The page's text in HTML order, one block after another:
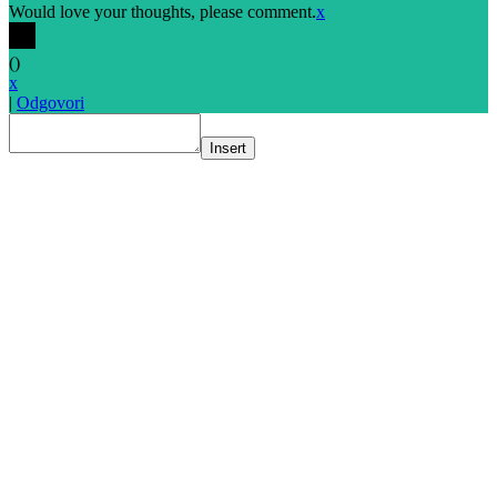
Would love your thoughts, please comment.x
()
x
| Odgovori
Insert